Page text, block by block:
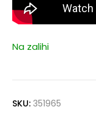
Na zalihi
SKU: 351965